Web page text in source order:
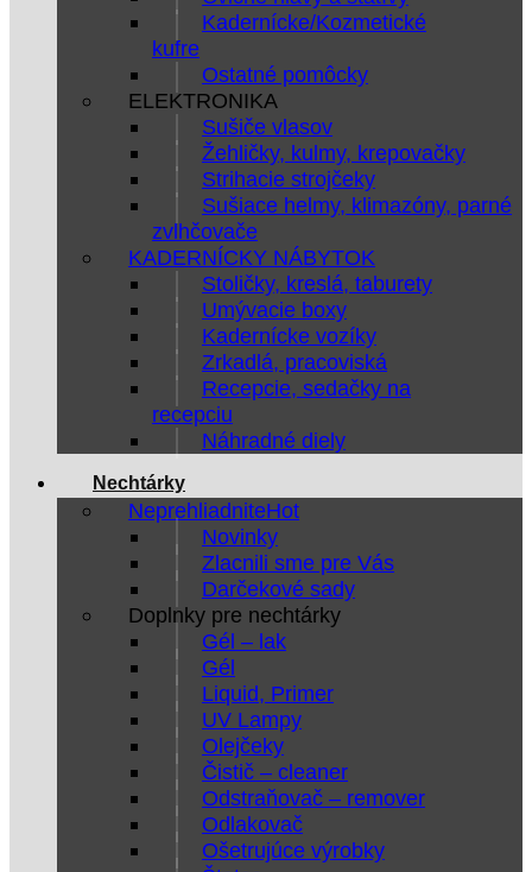
Kadernícke/Kozmetické
kufre
Ostatné pomôcky
ELEKTRONIKA
Sušiče vlasov
Žehličky, kulmy, krepovačky
Strihacie strojčeky
Sušiace helmy, klimazóny, parné
zvlhčovače
KADERNÍCKY NÁBYTOK
Stoličky, kreslá, taburety
Umývacie boxy
Kadernícke vozíky
Zrkadlá, pracoviská
Recepcie, sedačky na
recepciu
Náhradné diely
Nechtárky
Neprehliadnite
Novinky
Zlacnili sme pre Vás
Darčekové sady
Doplnky pre nechtárky
Gél – lak
Gél
Liquid, Primer
UV Lampy
Olejčeky
Čistič – cleaner
Odstraňovač – remover
Odlakovač
Ošetrujúce výrobky